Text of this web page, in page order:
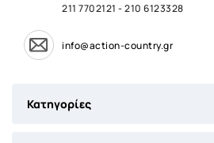
211 7702121 -210 6123328
info@action-country.gr
Κατηγορίες